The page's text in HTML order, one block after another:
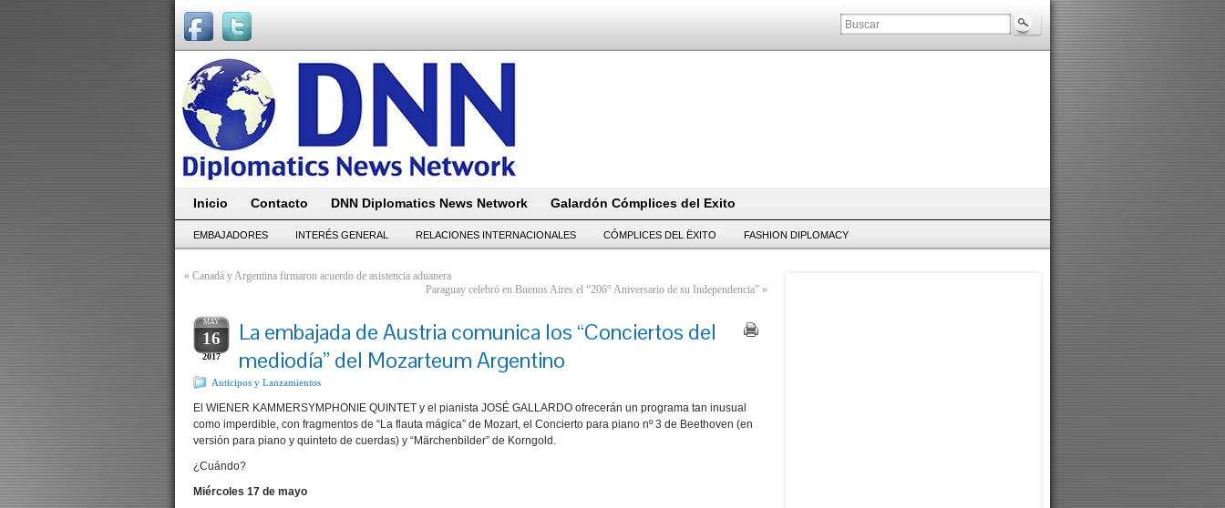
Inicio Contacto DNN Diplomatics News Network Galardón Cómplices del Exito
EMBAJADORES INTERÉS GENERAL RELACIONES INTERNACIONALES CÓMPLICES DEL ËXITO FASHION DIPLOMACY
« Canadá y Argentina firmaron acuerdo de asistencia aduanera
Paraguay celebró en Buenos Aires el “206° Aniversario de su Independencia” »
MAY
16
2017
La embajada de Austria comunica los “Conciertos del
mediodía” del Mozarteum Argentino
Anticipos y Lanzamientos
El WIENER KAMMERSYMPHONIE QUINTET y el pianista JOSÉ GALLARDO ofrecerán un programa tan inusual
como imperdible, con fragmentos de “La flauta mágica” de Mozart, el Concierto para piano nº 3 de Beethoven (en
versión para piano y quinteto de cuerdas) y “Märchenbilder” de Korngold.
¿Cuándo?
Miércoles 17 de mayo